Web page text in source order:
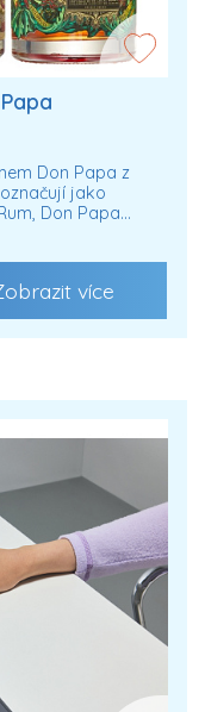
Don Papa z
jako
Don Papa…
více